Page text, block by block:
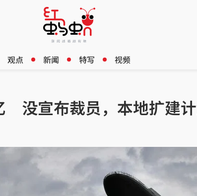
观点 新闻 特写 视频
没宣布裁员，本地扩建